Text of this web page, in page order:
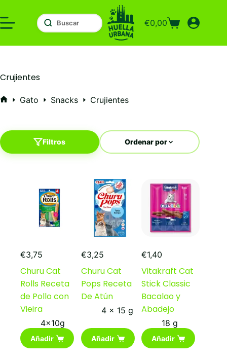
al
contenido
Carro
compra
€0,00
Crujientes
Gato Snacks Crujientes
Filtros Ordenar por
€3,75
Churu Cat
Rolls Receta
de Pollo con
Vieira
4x10g
Añadir
€3,25
Churu Cat
Pops Receta
De Atún
4 x 15 g
Añadir
€1,40
Vitakraft Cat
Stick Classic
Bacalao y
Abadejo
18 g
Añadir